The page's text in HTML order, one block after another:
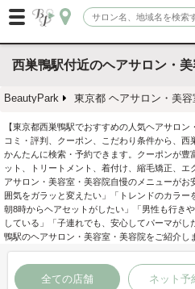
西巣鴨駅付近のヘアサロン・
BeautyPark 東京都 ヘアサロン・美
【東京都西巣鴨駅でおすすめの人気ヘアサロ
コミ・評判、クーポン、こだわり条件から、
かんたんに検索・予約できます。クーポンが豊
ット、トリートメント、着付け、縮毛矯正、
アサロン・美容室・美容院自慢のメニューが
囲気をガラッと変えたい」「トレンドのカラー
朝8時からヘアセットがしたい」「男性も行き
している」「子連れでも、安心してパーマが
鴨駅のヘアサロン・美容室・美容院をご紹介し
全ての店舗 ネット予